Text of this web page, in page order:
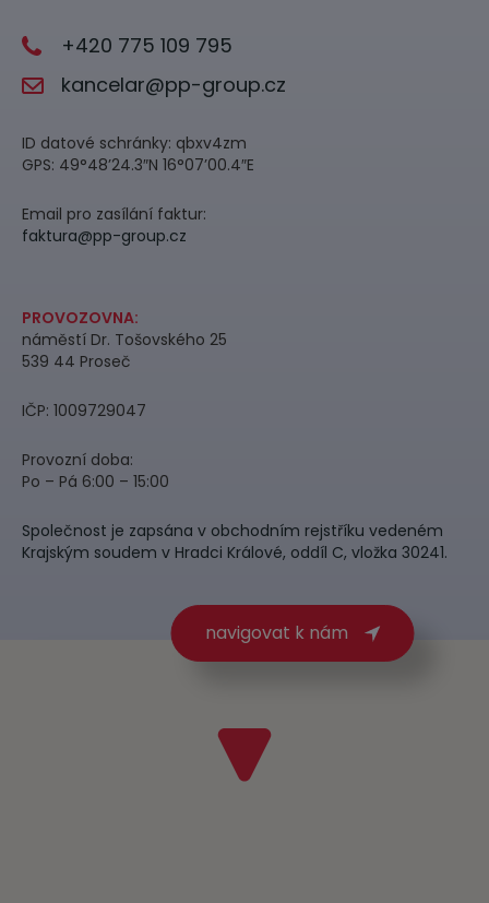
+420 775 109 795
kancelar@pp-group.cz
ID datové schránky: qbxv4zm
GPS: 49°48’24.3″N 16°07’00.4″E
Email pro zasílání faktur:
faktura@pp-group.cz
PROVOZOVNA:
náměstí Dr. Tošovského 25
539 44 Proseč
IČP: 1009729047
Provozní doba:
Po – Pá 6:00 – 15:00
Společnost je zapsána v obchodním rejstříku vedeném
Krajským soudem v Hradci Králové, oddíl C, vložka 30241.
navigovat k nám